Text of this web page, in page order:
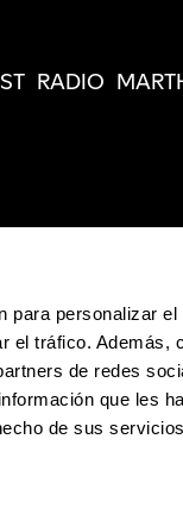
para personalizar
el tráfico. Además,
de redes
que les
de sus
RADIO